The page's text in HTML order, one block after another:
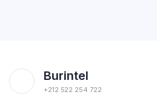
Burintel
+212 522 254 722